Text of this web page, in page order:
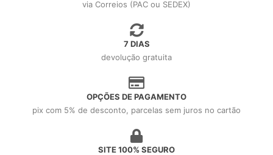
via Correios (PAC ou SEDEX)
7 DIAS
devolução gratuita
OPÇÕES DE PAGAMENTO
pix com 5% de desconto, parcelas sem juros no cartão
SITE 100% SEGURO